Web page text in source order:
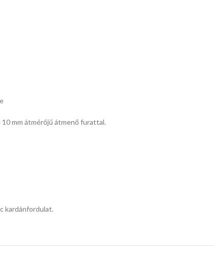
10 mm átmérőjű átmenő furattal.
kardánfordulat.